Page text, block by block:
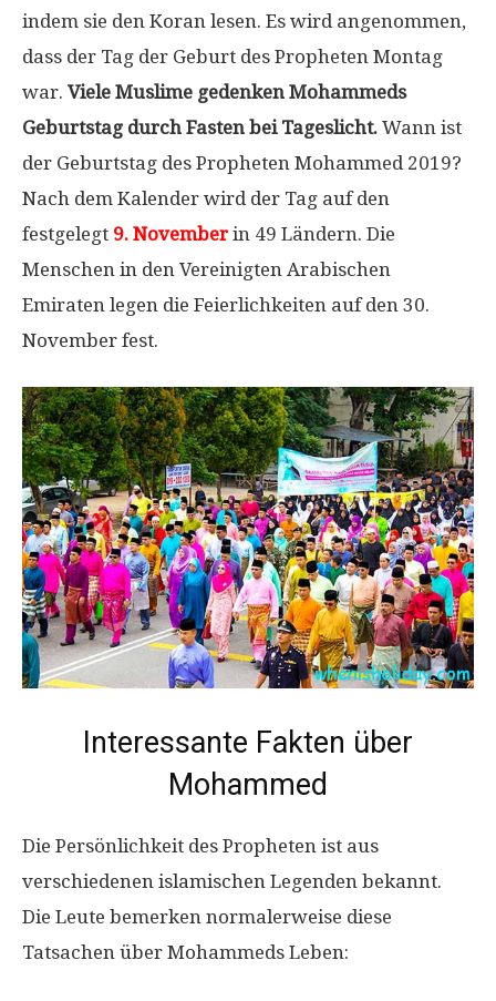
indem sie den Koran lesen. Es wird angenommen,
dass der Tag der Geburt des Propheten Montag
war. Viele Muslime gedenken Mohammeds
Geburtstag durch Fasten bei Tageslicht. Wann ist
der Geburtstag des Propheten Mohammed 2019?
Nach dem Kalender wird der Tag auf den
festgelegt 9. Novemberin 49 Ländern. Die
Menschen in den Vereinigten Arabischen
Emiraten legen die Feierlichkeiten auf den 30.
November fest.
Interessante Fakten über
Mohammed
Die Persönlichkeit des Propheten ist aus
verschiedenen islamischen Legenden bekannt.
Die Leute bemerken normalerweise diese
Tatsachen über Mohammeds Leben: